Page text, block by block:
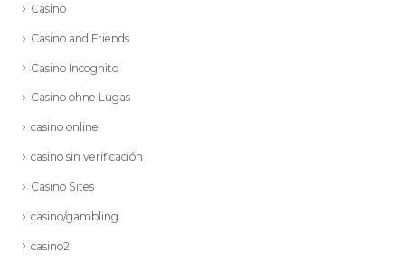
Casino
Casino and Friends
Casino Incognito
Casino ohne Lugas
casino online
casino sin verificación
Casino Sites
casino/gambling
casino2